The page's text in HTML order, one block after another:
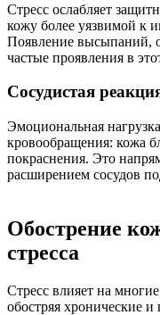
Стресс ослабляет
кожу более уязвимой к
Появление высыпаний,
частые проявления в
Сосудистая
Эмоциональная
кровообращения: кожа
покраснения. Это
расширением сосудов
Обострение
стресса
Стресс влияет на
обостряя хронические